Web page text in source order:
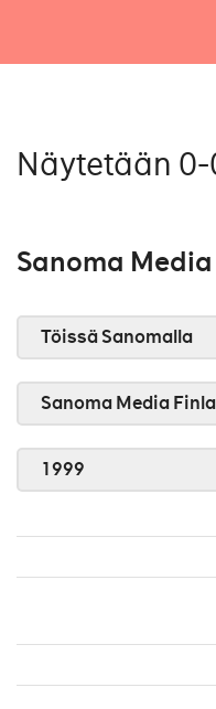
Näytetään
Sanoma
Töissä Sanomalla
Sanoma Media
1999